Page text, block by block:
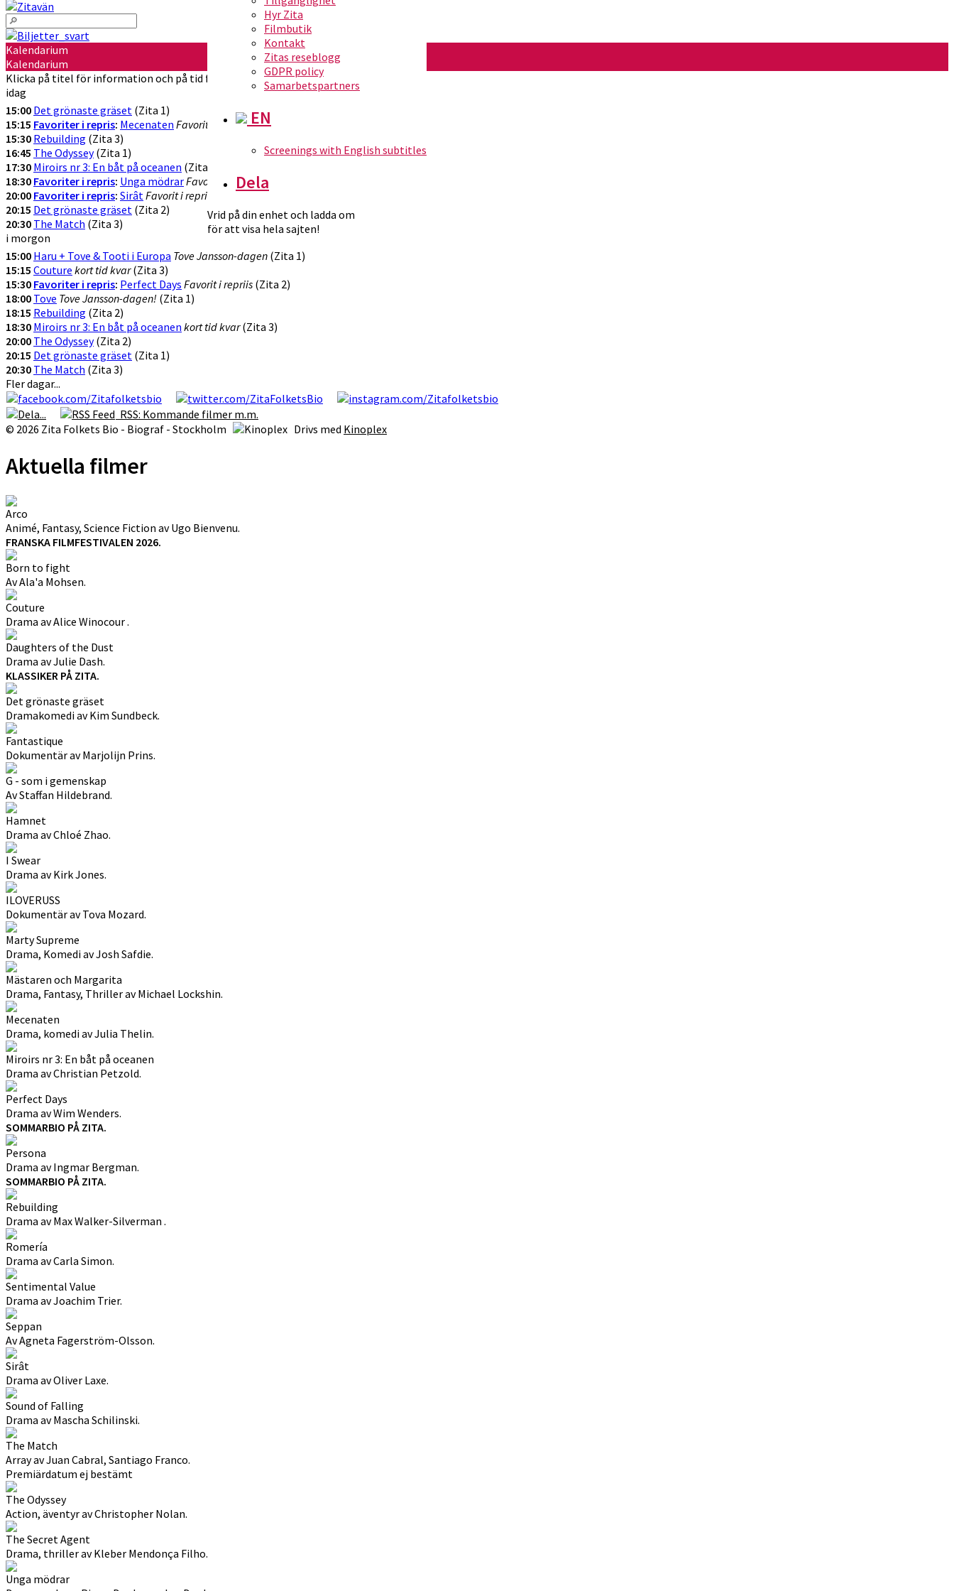
Hyr Zita
Filmbutik
Kontakt
Zitas reseblogg
GDPR policy
Samarbetspartners
EN
Screenings with English subtitles
Dela
Vrid på din enhet och ladda om
för att visa hela sajten!
Kalendarium
Kalendarium
Klicka på titel för information och på tid för att köpa biljetter
idag
15:00 Det grönaste gräset (Zita 1)
15:15 Favoriter i repris: Mecenaten Favorit i repris!(Zita 2)
15:30 Rebuilding (Zita 3)
16:45 The Odyssey(Zita 1)
17:30 Miroirs nr 3: En båt på oceanen (Zita 2)
18:30 Favoriter i repris: Unga mödrarFavorit i repris! (Zita 3)
20:00 Favoriter i repris: SirâtFavorit i repris!
(Zita 1)
20:15 Det grönaste gräset (Zita 2)
20:30 The Match (Zita 3)
i morgon
15:00 Haru + Tove & Tooti i Europa Tove Jansson-dagen (Zita 1)
15:15 Couture kort tid kvar(Zita 3)
15:30 Favoriter i repris: Perfect Days Favorit i repriis (Zita 2)
18:00 Tove Tove Jansson-dagen! (Zita 1)
18:15 Rebuilding (Zita 2)
18:30 Miroirs nr 3: En båt på oceanen kort tid kvar(Zita 3)
20:00 The Odyssey(Zita 2)
20:15 Det grönaste gräset (Zita 1)
20:30 The Match (Zita 3)
Fler dagar...
RSS: Kommande filmer m.m.
© 2026 Zita Folkets Bio - Biograf - Stockholm
Drivs med Kinoplex
Aktuella filmer
Arco
Animé, Fantasy, Science Fiction av Ugo Bienvenu.
FRANSKA FILMFESTIVALEN 2026.
Born to fight
Av Ala'a Mohsen.
Couture
Drama av Alice Winocour .
Daughters of the Dust
Drama av Julie Dash.
KLASSIKER PÅ ZITA.
Det grönaste gräset
Dramakomedi av Kim Sundbeck.
Fantastique
Dokumentär av Marjolijn Prins.
G - som i gemenskap
Av Staffan Hildebrand.
Hamnet
Drama av Chloé Zhao.
I Swear
Drama av Kirk Jones.
ILOVERUSS
Dokumentär av Tova Mozard.
Marty Supreme
Drama, Komedi av Josh Safdie.
Mästaren och Margarita
Drama, Fantasy, Thriller av Michael Lockshin.
Mecenaten
Drama, komedi av Julia Thelin.
Miroirs nr 3: En båt på oceanen
Drama av Christian Petzold.
Perfect Days
Drama av Wim Wenders.
SOMMARBIO PÅ ZITA.
Persona
Drama av Ingmar Bergman.
SOMMARBIO PÅ ZITA.
Rebuilding
Drama av Max Walker-Silverman .
Romería
Drama av Carla Simon.
Sentimental Value
Drama av Joachim Trier.
Seppan
Av Agneta Fagerström-Olsson.
Sirât
Drama av Oliver Laxe.
Sound of Falling
Drama av Mascha Schilinski.
The Match
Array av Juan Cabral, Santiago Franco.
Premiärdatum ej bestämt
The Odyssey
Action, äventyr av Christopher Nolan.
The Secret Agent
Drama, thriller av Kleber Mendonça Filho.
Unga mödrar